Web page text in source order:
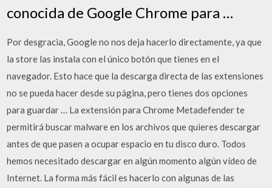
conocida de Google Chrome para …
Por desgracia, Google no nos deja hacerlo directamente, ya que
la store las instala con el único botón que tienes en el
navegador. Esto hace que la descarga directa de las extensiones
no se pueda hacer desde su página, pero tienes dos opciones
para guardar … La extensión para Chrome Metadefender te
permitirá buscar malware en los archivos que quieres descargar
antes de que pasen a ocupar espacio en tu disco duro. Todos
hemos necesitado descargar en algún momento algún vídeo de
Internet. La forma más fácil es hacerlo con algunas de las